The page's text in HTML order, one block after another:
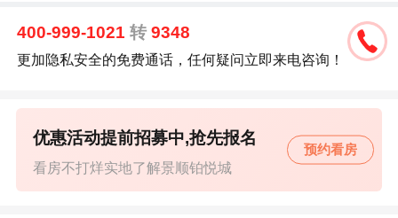
400-999-1021转 9348
更加隐私安全的免费通话，任何疑问立即来电咨询！
看房不打烊实地了解景顺铂悦城
优惠活动提前招募中,抢先报名
预约看房